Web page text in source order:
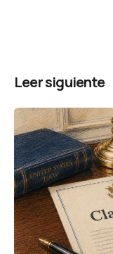
Leer siguiente